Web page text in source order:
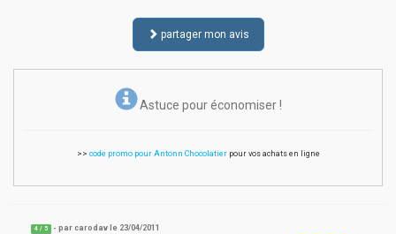
partager mon avis
Astuce pour économiser !
>> code promo pour Antonn Chocolatierpour vos achats en ligne
4 / 5 - parcarodav le 23/04/2011